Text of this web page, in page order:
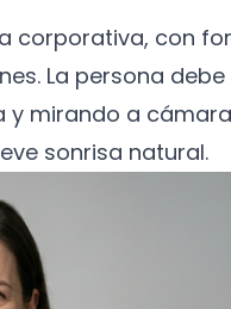
corporativa, con
La persona
mirando a
sonrisa natural.